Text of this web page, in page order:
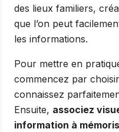
des lieux familiers,
que l’on peut
les informations.
Pour mettre en
commencez par
connaissez
Ensuite, associez
information à